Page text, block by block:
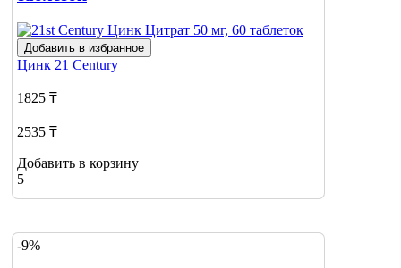
Добавить в избранное
Цинк 21 Century
1825 ₸
2535 ₸
Добавить в корзину
5
-9%